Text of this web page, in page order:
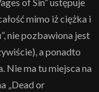
mimo iż ciężka i
nie pozbawiona jest
a ponadto
Nie ma tu miejsca na
„Dead or